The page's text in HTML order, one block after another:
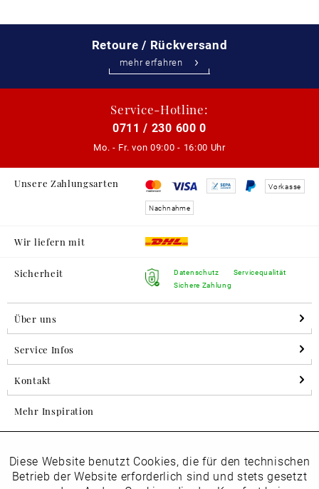
Retoure / Rückversand
mehr erfahren
Service-Hotline:
0711 / 230 600 0
Mo. - Fr. von 09:00 - 16:00 Uhr
Unsere Zahlungsarten Vorkasse
Nachnahme
Wir liefern mit
Sicherheit
Datenschutz
Sichere Zahlung
Servicequalität
Über uns
Service Infos
Kontakt
Mehr Inspiration
Folgen Sie uns auf Instagram
horsch_schuhe
Funktionale Aktiv
Diese Website benutzt Cookies, die für den technischen
Betrieb der Website erforderlich sind und stets gesetzt